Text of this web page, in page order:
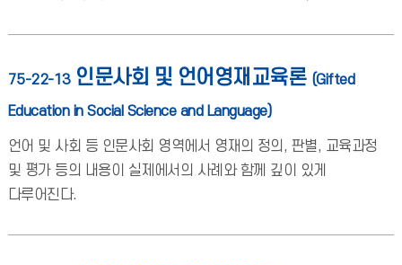
75-22-13 인문사회 및 언어영재교육론 (Gifted
Education in Social Science and Language)
언어 및 사회 등 인문사회 영역에서 영재의 정의, 판별, 교육과정
및 평가 등의 내용이 실제에서의 사례와 함께 깊이 있게
다루어진다.